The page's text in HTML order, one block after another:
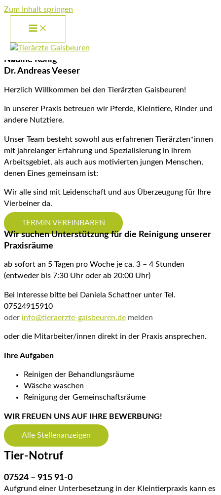
Zum Inhalt springen
tierärztliche gemeinschaftspraxis
Nadine König - Dr. Andreas Veeser
Nadine König
Dr. Andreas Veeser
Herzlich Willkommen bei den Tierärzten Gaisbeuren!
In unserer Praxis betreuen wir Pferde, Kleintiere, Rinder und
andere Nutztiere.
Unser Team besteht sowohl aus erfahrenen Tierärzten*innen
mit jahrelanger Erfahrung und Spezialisierung in ihrem
Arbeitsgebiet, als auch aus motivierten jungen Menschen,
denen Eines gemeinsam ist:
Wir alle sind mit Leidenschaft und aus Überzeugung für Ihre
Vierbeiner da.
TERMIN VEREINBAREN
Wir suchen Unterstützung für die Reinigung unserer
Praxisräume
ab sofort an 5 Tagen pro Woche je ca. 3 – 4 Stunden
(entweder bis 7:30 Uhr oder ab 20:00 Uhr)
Bei Interesse bitte bei Daniela Schattner unter Tel.
07524915910
oder info@tieraerzte-gaisbeuren.de melden
oder die Mitarbeiter/innen direkt in der Praxis ansprechen.
Ihre Aufgaben
Reinigen der Behandlungsräume
Wäsche waschen
Reinigung der Gemeinschaftsräume
WIR FREUEN UNS AUF IHRE BEWERBUNG!
Alle Stellenanzeigen
Tier-Notruf
07524 – 915 91-0
Aufgrund einer Unterbesetzung in der Kleintierpraxis kann es